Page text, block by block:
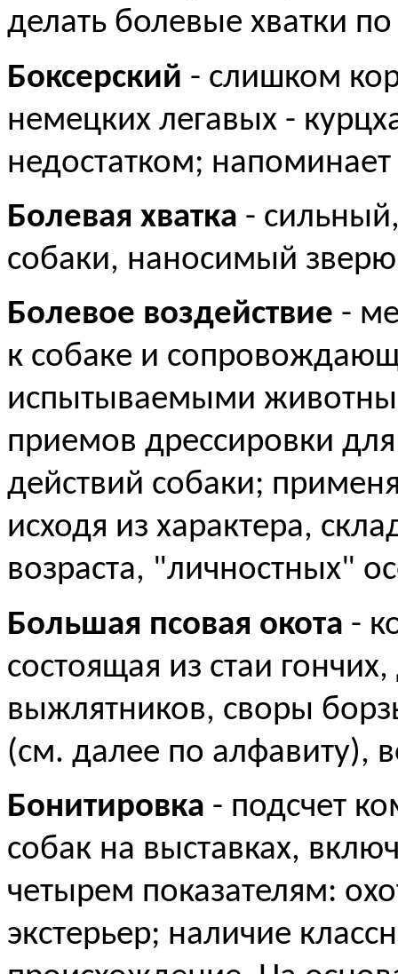
делать болевые хватки
Боксерский - слишком
немецких легавых -
недостатком; напоминает
Болевая хватка -
собаки, наносимый
Болевое воздействие -
к собаке и
испытываемыми
приемов дрессировки
действий собаки;
исходя из характера,
возраста, "личностных"
Большая псовая окота -
состоящая из стаи
выжлятников, своры
(см. далее по алфавиту),
Бонитировка - подсчет
собак на выставках,
четырем показателям:
экстерьер; наличие